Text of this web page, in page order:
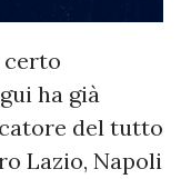
certo
ha già
del tutto
Lazio, Napoli